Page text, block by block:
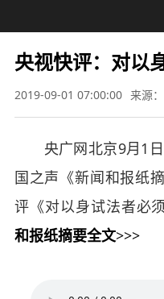
央视快评：对以
2019-09-01 07:00:00 来源
央广网北京9月1日
国之声《新闻和报纸
评《对以身试法者必
和报纸摘要全文>>>